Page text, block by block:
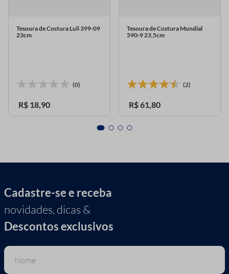
Tesoura de Costura Luli 399-09
23cm
(0)
R$ 18,90
Tesoura de Costura Mundial
590-9 23,5cm
(2)
R$61,80
Cadastre-se e receba
novidades, dicas &
Descontos exclusivos